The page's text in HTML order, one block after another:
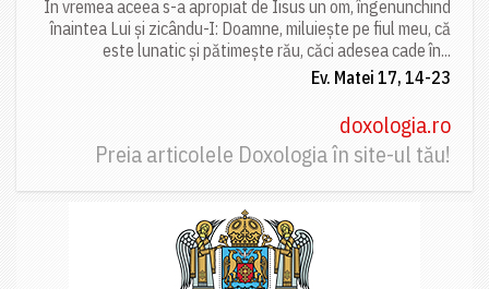
În vremea aceea s-a apropiat de Iisus un om, îngenunchind
înaintea Lui și zicându-I: Doamne, miluiește pe fiul meu, că
este lunatic și pătimește rău, căci adesea cade în...
Ev. Matei 17, 14-23
doxologia.ro
Preia articolele Doxologia în site-ul tău!